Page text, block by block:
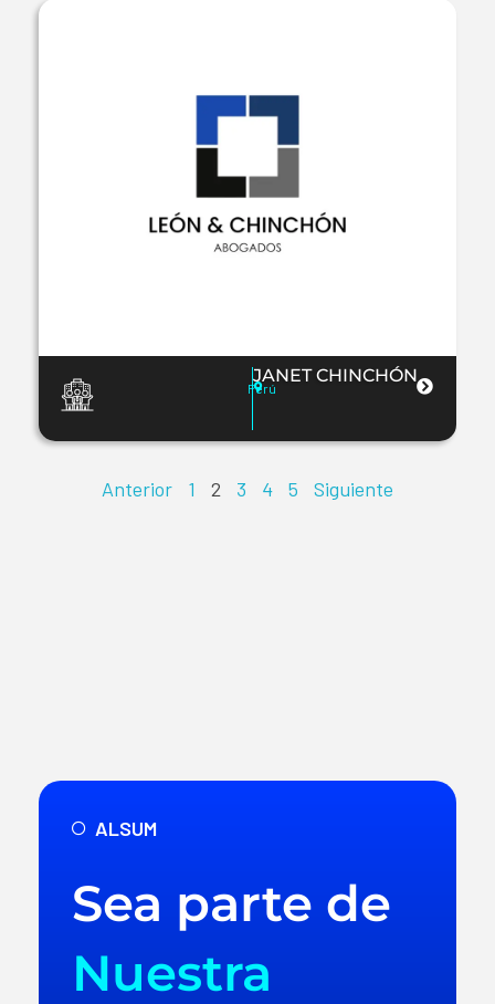
JANET CHINCHÓN
Perú
Anterior 1 2 3 4 5 Siguiente
ALSUM
Sea parte de
Nuestra